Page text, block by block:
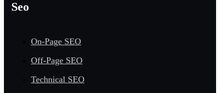
Seo
On-Page SEO
Off-Page SEO
Technical SEO